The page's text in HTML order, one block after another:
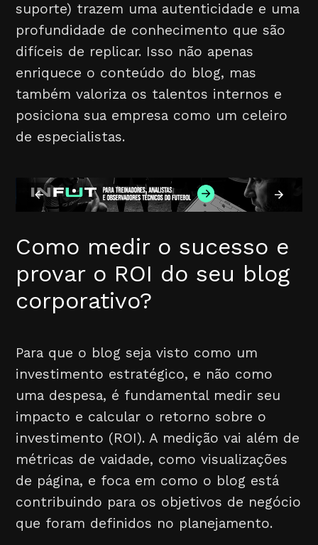
suporte) trazem uma autenticidade e uma
profundidade de conhecimento que são
difíceis de replicar. Isso não apenas
enriquece o conteúdo do blog, mas
também valoriza os talentos internos e
posiciona sua empresa como um celeiro
de especialistas.
Como medir o sucesso e
provar o ROI do seu blog
corporativo?
Para que o blog seja visto como um
investimento estratégico, e não como
uma despesa, é fundamental medir seu
impacto e calcular o retorno sobre o
investimento (ROI). A medição vai além de
métricas de vaidade, como visualizações
de página, e foca em como o blog está
contribuindo para os objetivos de negócio
que foram definidos no planejamento.